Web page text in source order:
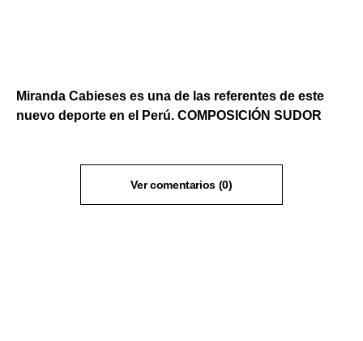
Miranda Cabieses es una de las referentes de este
nuevo deporte en el Perú. COMPOSICIÓN SUDOR
Ver comentarios (0)